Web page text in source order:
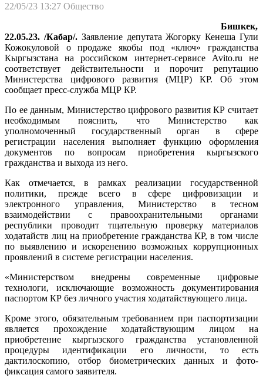
22/05/23 13:27 Общество
Бишкек,
22.05.23. /Кабар/.Заявление депутата Жогорку Кенеша Гули
Кожокуловой о продаже якобы под «ключ» гражданства
Кыргызстана на российском интернет-сервисе Avito.ru не
соответствует действительности и порочит репутацию
Министерства цифрового развития (МЦР) КР. Об этом
сообщает пресс-служба МЦР КР.
По ее данным, Министерство цифрового развития КР считает
необходимым пояснить, что Министерство как
уполномоченный государственный орган в сфере
регистрации населения выполняет функцию оформления
документов по вопросам приобретения кыргызского
гражданства и выхода из него.
Как отмечается, в рамках реализации государственной
политики, прежде всего в сфере цифровизации и
электронного управления, Министерство в тесном
взаимодействии с правоохранительными органами
республики проводит тщательную проверку материалов
ходатайств лиц на приобретение гражданства КР, в том числе
по выявлению и искоренению возможных коррупционных
проявлений в системе регистрации населения.
«Министерством внедрены современные цифровые
технологи, исключающие возможность документирования
паспортом КР без личного участия ходатайствующего лица.
Кроме этого, обязательным требованием при паспортизации
является прохождение ходатайствующим лицом на
приобретение кыргызского гражданства установленной
процедуры идентификации его личности, то есть
дактилоскопию, отбор биометрических данных и фото-
фиксация самого заявителя.